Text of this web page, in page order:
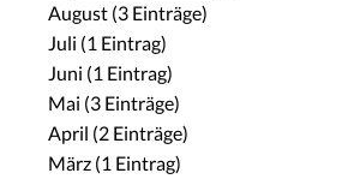
August (3 Einträge)
Juli (1 Eintrag)
Juni (1 Eintrag)
Mai (3 Einträge)
April (2 Einträge)
März (1 Eintrag)